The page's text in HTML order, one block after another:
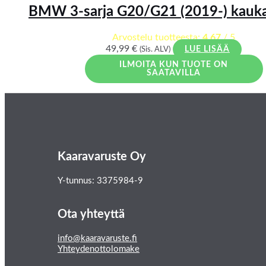
BMW 3-sarja G20/G21 (2019-)
Arvostelu tuotteesta:4.67/ 5
49,99 € (Sis. ALV)
LUE LISÄÄ
ILMOITA KUN TUOTE ON
SAATAVILLA
Kaaravaruste Oy
Y-tunnus: 3375984-9
Ota yhteyttä
info@kaaravaruste.fi
Yhteydenottolomake